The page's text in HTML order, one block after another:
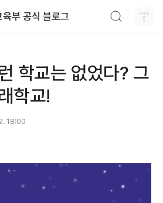
육부 공식 블로그
학교는 없었다? 그
학교!
18:00